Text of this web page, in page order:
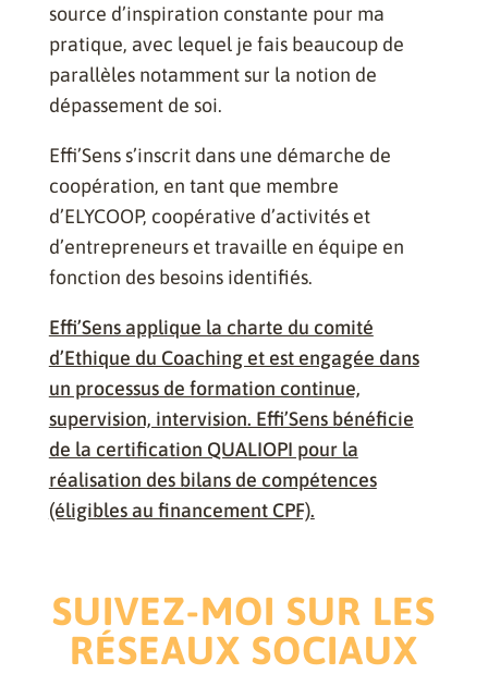
source d’inspiration constante pour ma
pratique, avec lequel je fais beaucoup de
parallèles notamment sur la notion de
dépassement de soi.
Effi’Sens s’inscrit dans une démarche de
coopération, en tant que membre
d’ELYCOOP, coopérative d’activités et
d’entrepreneurs et travaille en équipe en
fonction des besoins identifiés.
Effi’Sens applique la charte du comité
d’Ethique du Coaching et est engagée dans
un processus de formation continue,
supervision, intervision. Effi’Sens bénéficie
de la certification QUALIOPI pour la
réalisation des bilans de compétences
(éligibles au financement CPF).
SUIVEZ-MOI SUR LES
RÉSEAUX SOCIAUX